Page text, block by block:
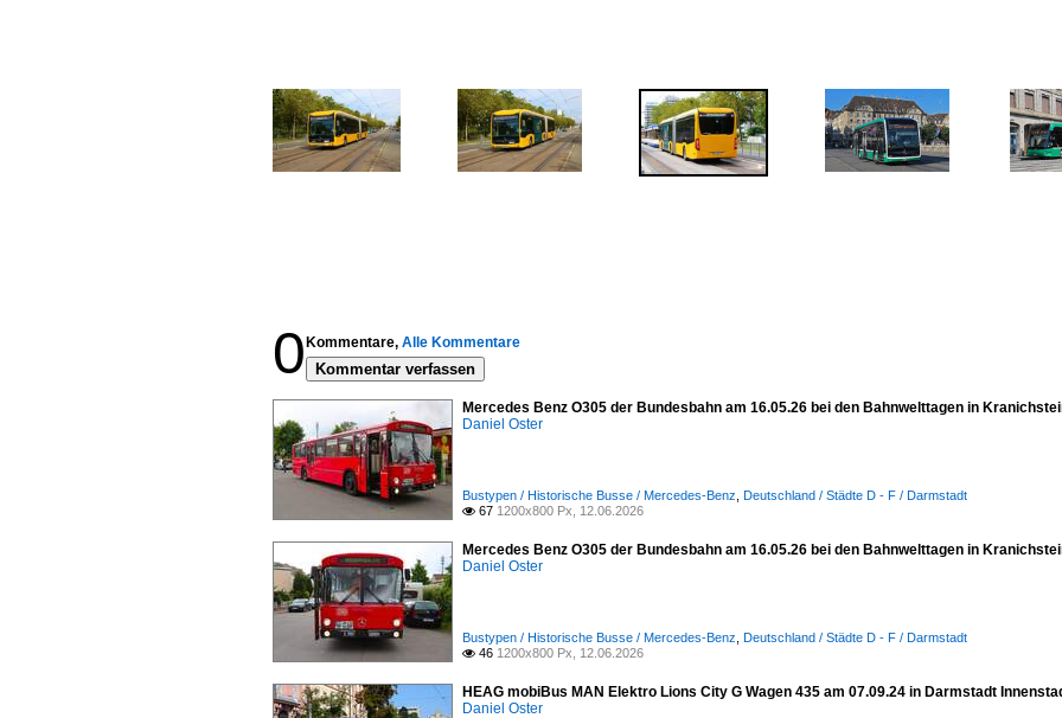
0 Kommentare, Alle Kommentare
Kommentar verfassen
Mercedes Benz O305 der Bundesbahn am 16.05.26 bei den Bahnwelttagen in
Daniel Oster
Bustypen / Historische Busse / Mercedes-Benz Deutschland / Städte D - F / Darmstadt
 67 1200x800 Px, 12.06.2026
Mercedes Benz O305 der Bundesbahn am 16.05.26 bei den Bahnwelttagen in
Daniel Oster
Bustypen / Historische Busse / Mercedes-Benz Deutschland / Städte D - F / Darmstadt
 46 1200x800 Px, 12.06.2026
HEAG mobiBus MAN Elektro Lions City G Wagen 435 am 07.09.24 in Darmstadt
Daniel Oster